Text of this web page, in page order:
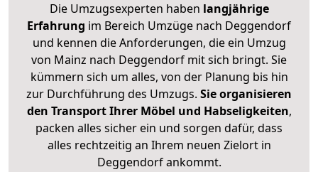
Die Umzugsexperten haben langjährige
Erfahrung im Bereich Umzüge nach Deggendorf
und kennen die Anforderungen, die ein Umzug
von Mainz nach Deggendorf mit sich bringt. Sie
kümmern sich um alles, von der Planung bis hin
zur Durchführung des Umzugs. Sie organisieren
den Transport Ihrer Möbel und Habseligkeiten,
packen alles sicher ein und sorgen dafür, dass
alles rechtzeitig an Ihrem neuen Zielort in
Deggendorf ankommt.